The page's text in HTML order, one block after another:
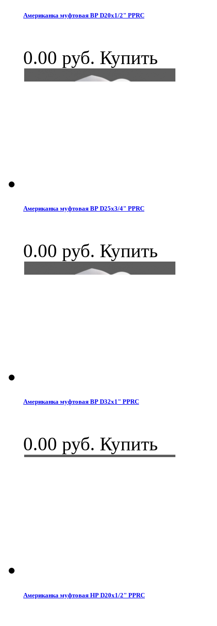
Американка муфтовая ВР D20x1/2" PPRC
0.00 руб. Купить
Американка муфтовая ВР D25x3/4" PPRC
0.00 руб. Купить
Американка муфтовая ВР D32x1" PPRC
0.00 руб. Купить
Американка муфтовая НР D20x1/2" PPRC